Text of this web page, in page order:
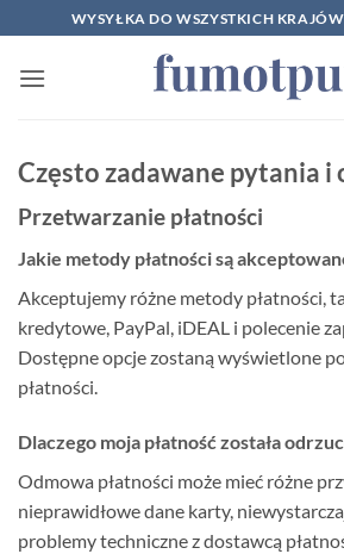
do
zawartości
WYSYŁKA DO WSZYSTKICH
Często zadawane pytania i
Przetwarzanie płatności
Jakie metody płatności są
Akceptujemy różne metody płatności,
kredytowe, PayPal, iDEAL i polecenie
Dostępne opcje zostaną wyświetlone
płatności.
Dlaczego moja płatność została
Odmowa płatności może mieć różne
nieprawidłowe dane karty,
problemy techniczne z dostawcą